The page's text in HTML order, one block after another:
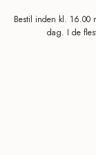
Bestil inden kl. 16.00
dag. I de